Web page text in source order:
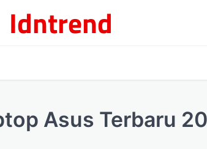
Idntrend
Asus Terbaru